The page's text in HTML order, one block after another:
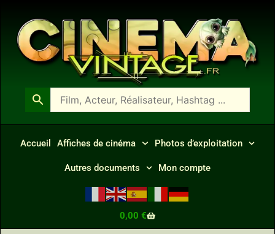
Accueil Affiches de cinéma Photos d’exploitation
Autres documents Mon compte
0,00 €